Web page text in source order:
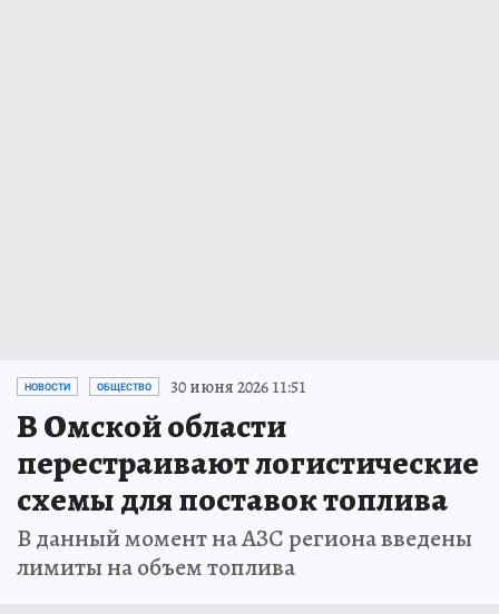
НОВОСТИ ОБЩЕСТВО 30 июня 2026 11:51
В Омской области
перестраивают логистические
схемы для поставок топлива
В данный момент на АЗС региона введены
лимиты на объем топлива